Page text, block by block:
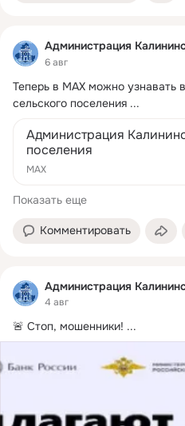
Администрация
6 авг
Теперь в МАХ можно узнавать
сельского поселения ...
Администрация
поселения
MAX
Показать еще
Комментировать
Администрация
4 авг
🚨 Стоп, мошенники! ...